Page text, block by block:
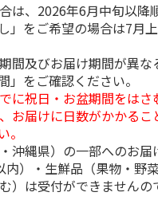
中元＞夏のゴク
（19）
円
・税込)
ももうめＡ
4.7（14）
2,900円
(送料・税込)
は、2026年6月中旬以降
」をご希望の場合は7月
間及びお届け期間が異な
」をご確認ください。
に祝日・お盆期間をはさ
お届けに日数がかかるこ
縄県）の一部へのお届
）・生鮮品（果物・野
）は受付ができませんの